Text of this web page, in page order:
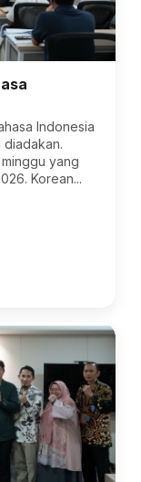
Indonesia
diadakan.
yang
Korean...